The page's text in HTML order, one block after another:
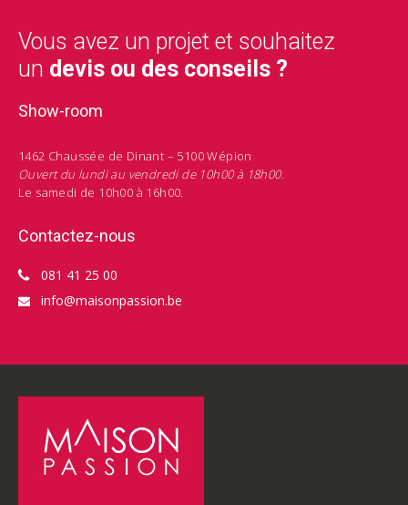
Vous avez un projet et souhaitez
un devis ou des conseils ?
Show-room
1462 Chaussée de Dinant – 5100 Wépion
Ouvert du lundi au vendredi de 10h00 à 18h00.
Le samedi de 10h00 à 16h00.
Contactez-nous
081 41 25 00
info@maisonpassion.be